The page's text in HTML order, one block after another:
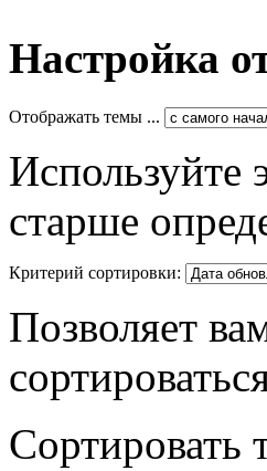
Настройка
Отображать темы ...
Используйте
старше
Критерий сортировки:
Позволяет
Сортировать